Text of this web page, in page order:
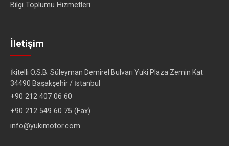
Bilgi Toplumu Hizmetleri
İletişim
İkitelli O.S.B. Süleyman Demirel Bulvarı Yuki Plaza Zemin Kat
34490 Başakşehir / İstanbul
+90 212 407 06 60
+90 212 549 60 75 (Fax)
info@yukimotor.com